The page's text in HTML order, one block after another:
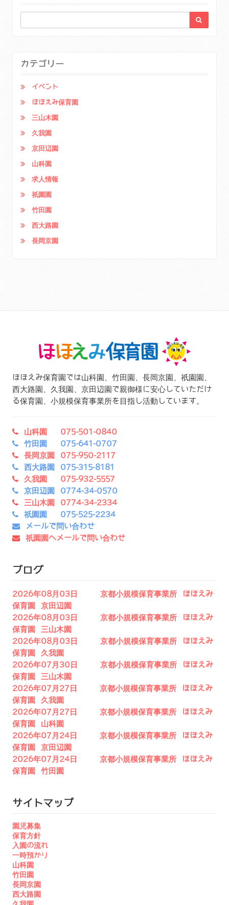
カテゴリー
イベント
ほほえみ保育園
三山木園
久我園
京田辺園
山科園
求人情報
祇園園
竹田園
西大路園
長岡京園
ほほえみ保育園では山科園、竹田園、長岡京園、祇園園、
西大路園、久我園、京田辺園で親御様に安心していただけ
る保育園、小規模保育事業所を目指し活動しています。
山科園 075-501-0840
竹田園 075-641-0707
長岡京園 075-950-2117
西大路園 075-315-8181
久我園 075-932-5557
京田辺園 0774-34-0570
三山木園 0774-34-2334
祇園園 075-525-2234
メールで問い合わせ
祇園園へメールで問い合わせ
ブログ
2026年08月03日 京都小規模保育事業所 ほほえみ
保育園 京田辺園
2026年08月03日 京都小規模保育事業所 ほほえみ
保育園 三山木園
2026年08月03日 京都小規模保育事業所 ほほえみ
保育園 久我園
2026年07月30日 京都小規模保育事業所 ほほえみ
保育園 三山木園
2026年07月27日 京都小規模保育事業所 ほほえみ
保育園 久我園
2026年07月27日 京都小規模保育事業所 ほほえみ
保育園 山科園
2026年07月24日 京都小規模保育事業所 ほほえみ
保育園 京田辺園
2026年07月24日 京都小規模保育事業所 ほほえみ
保育園 竹田園
サイトマップ
園児募集
保育方針
入園の流れ
一時預かり
山科園
竹田園
長岡京園
西大路園